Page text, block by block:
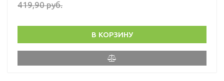
419,90 руб.
В КОРЗИНУ